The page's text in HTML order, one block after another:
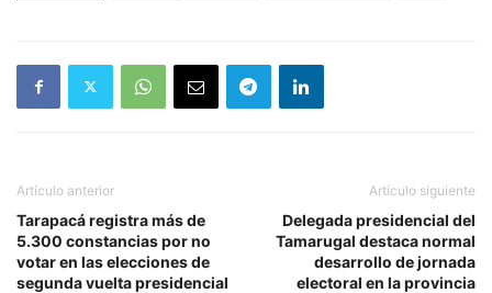
Artículo anterior
Tarapacá registra más de
5.300 constancias por no
votar en las elecciones de
segunda vuelta presidencial
Artículo siguiente
Delegada presidencial del
Tamarugal destaca normal
desarrollo de jornada
electoral en la provincia